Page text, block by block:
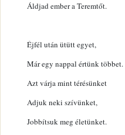
Áldjad ember a Teremtőt.
Éjfél után ütütt egyet,
Már egy nappal értünk többet.
Azt várja mint térésünket
Adjuk neki szívünket,
Jobbítsuk meg életünket.